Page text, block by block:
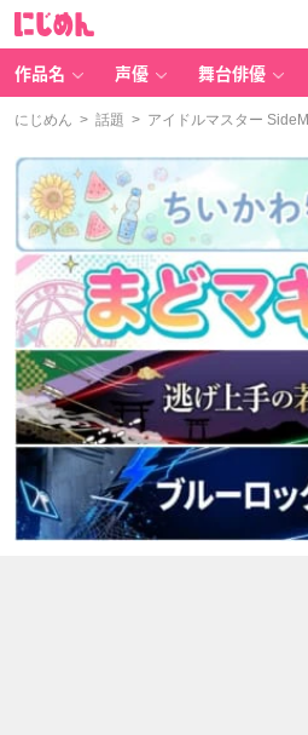
作品名 声優 舞台俳優
にじめん > 話題 > アイドルマスター SideM